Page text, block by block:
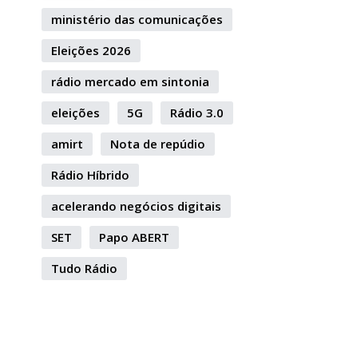
ministério das comunicações
Eleições 2026
rádio mercado em sintonia
eleições
5G
Rádio 3.0
amirt
Nota de repúdio
Rádio Híbrido
acelerando negócios digitais
SET
Papo ABERT
Tudo Rádio